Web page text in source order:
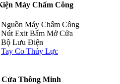
Máy Chấm Công
Nguồn Máy Chấm Công
Nút Exit Bấm Mở Cửa
Bộ Lưu Điện
Tay Co Thủy Lực
Cửa Thông Minh